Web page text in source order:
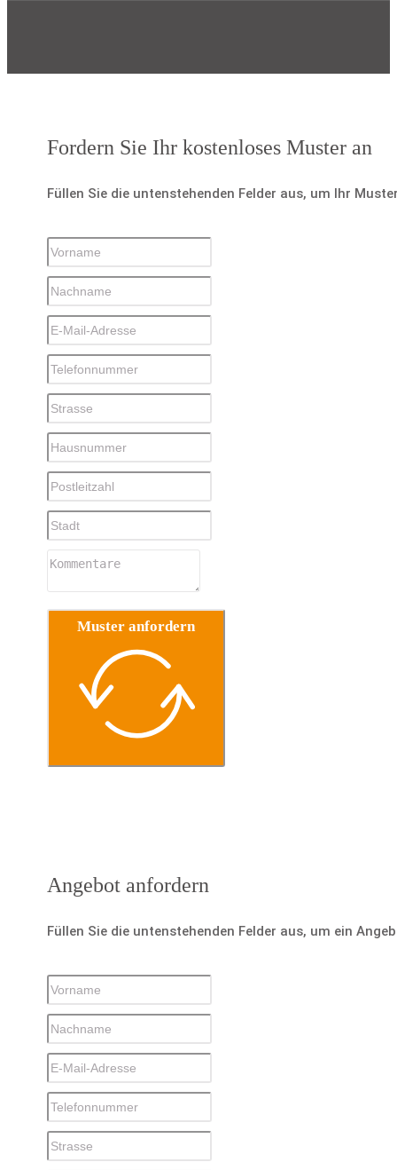
Fordern Sie Ihr kostenloses Muster an
Füllen Sie die untenstehenden Felder aus, um Ihr
Muster anfordern
Angebot anfordern
Füllen Sie die untenstehenden Felder aus, um ein